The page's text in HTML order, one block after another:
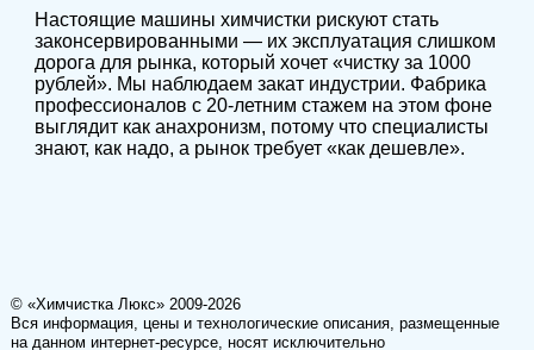
Настоящие машины химчистки рискуют стать
законсервированными — их эксплуатация слишком
дорога для рынка, который хочет «чистку за 1000
рублей». Мы наблюдаем закат индустрии. Фабрика
профессионалов с 20-летним стажем на этом фоне
выглядит как анахронизм, потому что специалисты
знают, как надо, а рынок требует «как дешевле».
© «Химчистка Люкс» 2009-2026
Вся информация, цены и технологические описания, размещенные
на данном интернет-ресурсе, носят исключительно